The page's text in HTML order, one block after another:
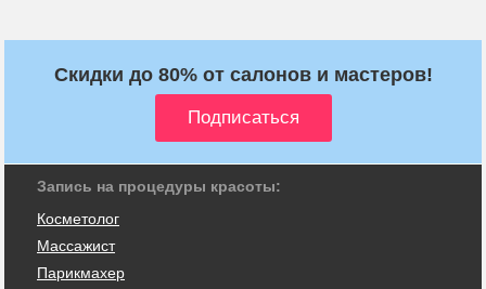
Скидки до 80% от салонов и мастеров!
Запись на процедуры красоты:
Косметолог
Массажист
Парикмахер